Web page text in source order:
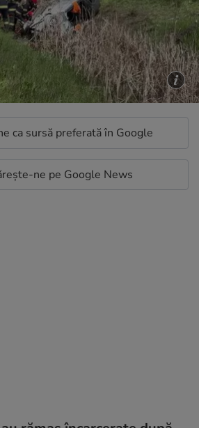
ca sursă preferată în Google
ne pe Google News